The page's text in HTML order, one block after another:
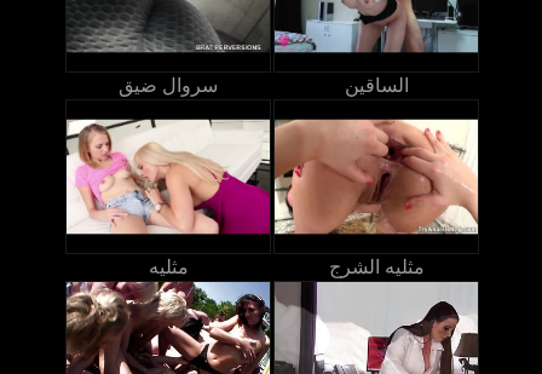
سروال ضيق الساقين
مثليه مثليه الشرج